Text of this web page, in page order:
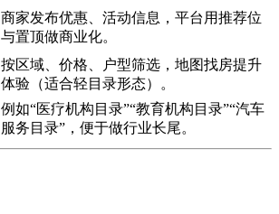
商家发布优惠、活动信息，平台用推荐位
与置顶做商业化。
按区域、价格、户型筛选，地图找房提升
体验（适合轻目录形态）。
例如“医疗机构目录”“教育机构目录”“汽车
服务目录”，便于做行业长尾。